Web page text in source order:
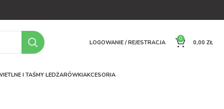
LOGOWANIE / REJESTRACJA
0
0,00 ZŁ
I TAŚMY LEDŻARÓWKIAKCESORIA